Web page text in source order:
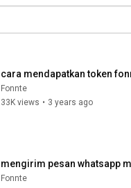
cara mendapatkan token
Fonnte
33K views • 3 years ago
mengirim pesan whatsapp
Fonnte